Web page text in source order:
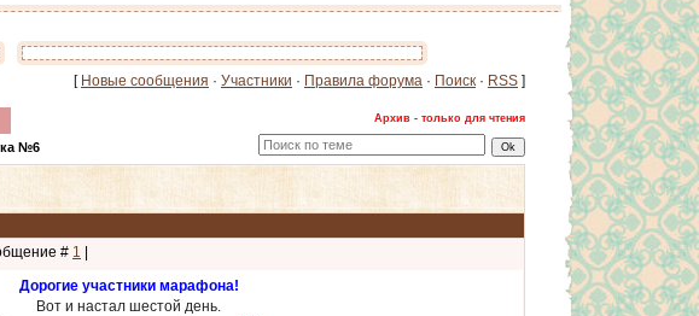
[ Новые сообщения · Участники · Правила форума · Поиск · RSS ]
Архив - только для чтения
№6
# 1
Дорогие участники марафона!
Вот и настал шестой день.